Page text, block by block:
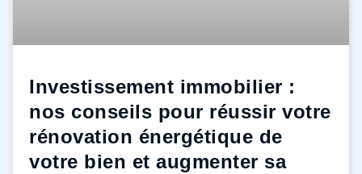
Investissement immobilier :
nos conseils pour réussir votre
rénovation énergétique de
votre bien et augmenter sa